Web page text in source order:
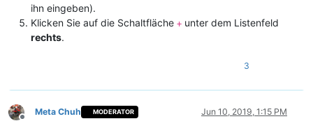
ihn eingeben).
Klicken Sie auf die Schaltfläche + unter dem Listenfeld
rechts.
3
Offline
Meta Chuh MODERATOR Jun 10, 2019, 1:15 PM